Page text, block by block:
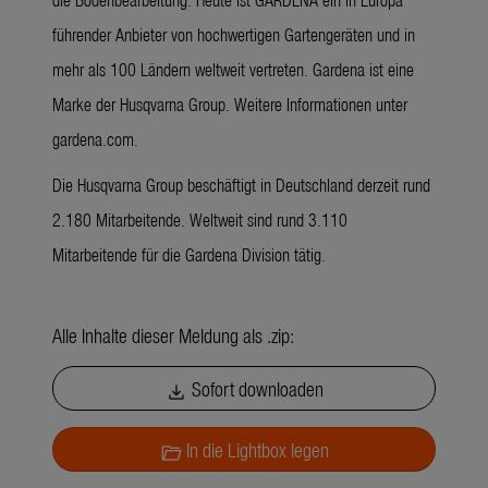
führender Anbieter von hochwertigen Gartengeräten und in
mehr als 100 Ländern weltweit vertreten. Gardena ist eine
Marke der Husqvarna Group. Weitere Informationen unter
gardena.com.
Die Husqvarna Group beschäftigt in Deutschland derzeit rund
2.180 Mitarbeitende. Weltweit sind rund 3.110
Mitarbeitende für die Gardena Division tätig.
Alle Inhalte dieser Meldung als .zip:
download Sofort downloaden
folder_openIn die Lightbox legen